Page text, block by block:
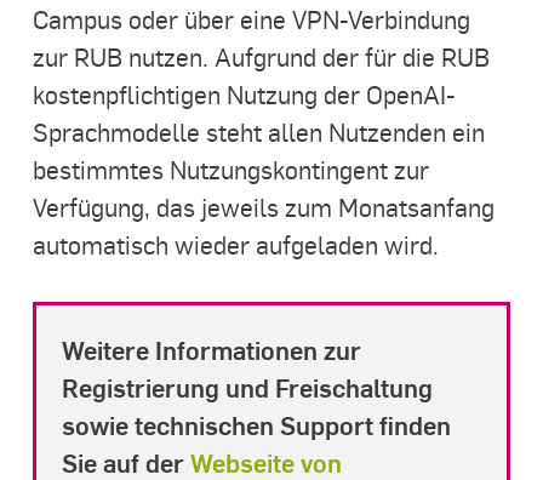
Campus oder über eine VPN-Verbindung
zur RUB nutzen. Aufgrund der für die RUB
kostenpflichtigen Nutzung der OpenAI-
Sprachmodelle steht allen Nutzenden ein
bestimmtes Nutzungskontingent zur
Verfügung, das jeweils zum Monatsanfang
automatisch wieder aufgeladen wird.
Weitere Informationen zur
Registrierung und Freischaltung
sowie technischen Support finden
Sie auf derWebseite von